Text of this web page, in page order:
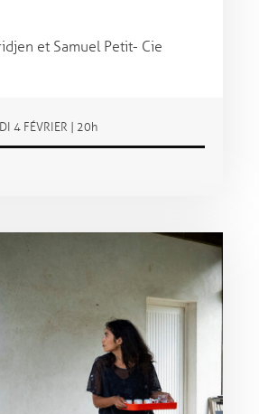
et Samuel Petit - Cie
4 FÉVRIER | 20h